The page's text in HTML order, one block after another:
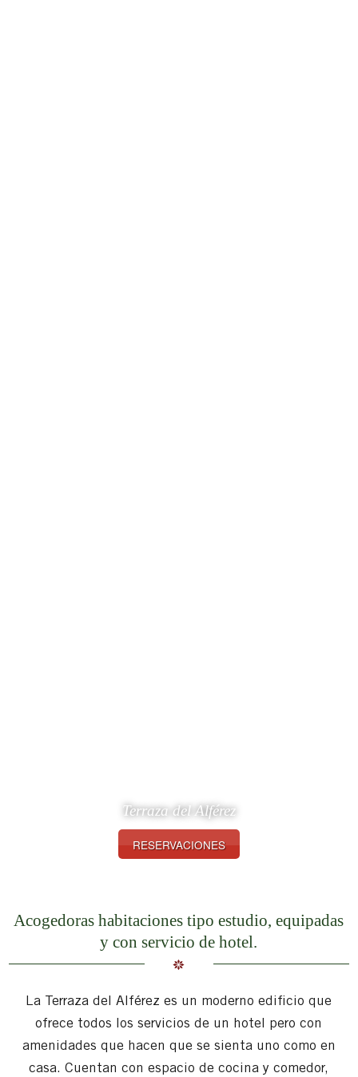
Terraza del Alférez
RESERVACIONES
Acogedoras habitaciones tipo estudio, equipadas
y con servicio de hotel.
k
La Terraza del Alférez es un moderno edificio que
ofrece todos los servicios de un hotel pero con
amenidades que hacen que se sienta uno como en
casa. Cuentan con espacio de cocina y comedor,